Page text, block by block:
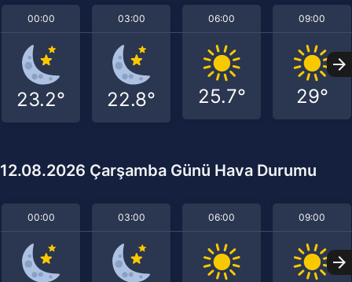
00:00
23.2°
03:00
22.8°
06:00
25.7°
09:00
29°
12.08.2026 Çarşamba Günü Hava Durumu
00:00 03:00 06:00 09:00